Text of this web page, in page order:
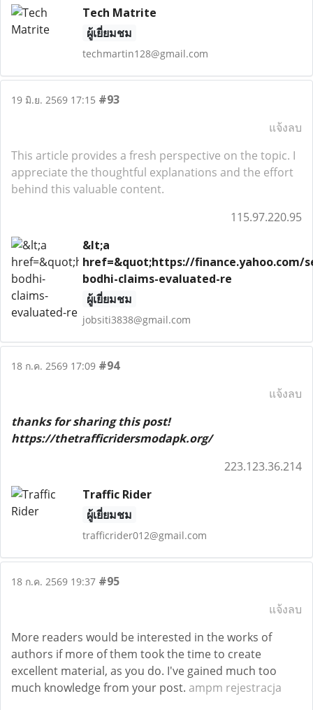
Tech Matrite
ผู้เยี่ยมชม
techmartin128@gmail.com
19 มิ.ย. 2569 17:15 #93
แจ้งลบ
This article provides a fresh perspective on the topic. I
appreciate the thoughtful explanations and the effort
behind this valuable content.
115.97.220.95
&lt;a
href=&quot;https://
bodhi-claims-evaluated-re
ผู้เยี่ยมชม
jobsiti3838@gmail.com
18 ก.ค. 2569 17:09 #94
แจ้งลบ
thanks for sharing this post!
https://thetrafficridersmodapk.org/
223.123.36.214
Traffic Rider
ผู้เยี่ยมชม
trafficrider012@gmail.com
18 ก.ค. 2569 19:37 #95
แจ้งลบ
More readers would be interested in the works of
authors if more of them took the time to create
excellent material, as you do. I've gained much too
much knowledge from your post. ampm rejestracja